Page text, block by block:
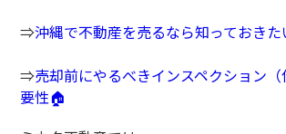
⇒沖縄で不動産を売るなら知っておき
⇒売却前にやるべきインスペクション
要性🏠